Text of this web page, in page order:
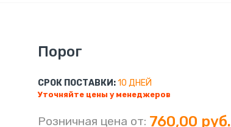
Порог
СРОК ПОСТАВКИ:10 ДНЕЙ
Уточняйте цены у менеджеров
Розничная цена от: 760,00 руб.